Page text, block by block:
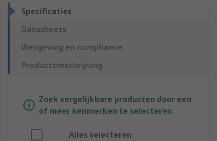
Specificaties
Datasheets
Wetgeving en compliance
Productomschrijving
Zoek vergelijkbare producten door een
of meer kenmerken te selecteren.
Alles selecteren